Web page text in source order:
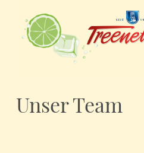
Unser Team